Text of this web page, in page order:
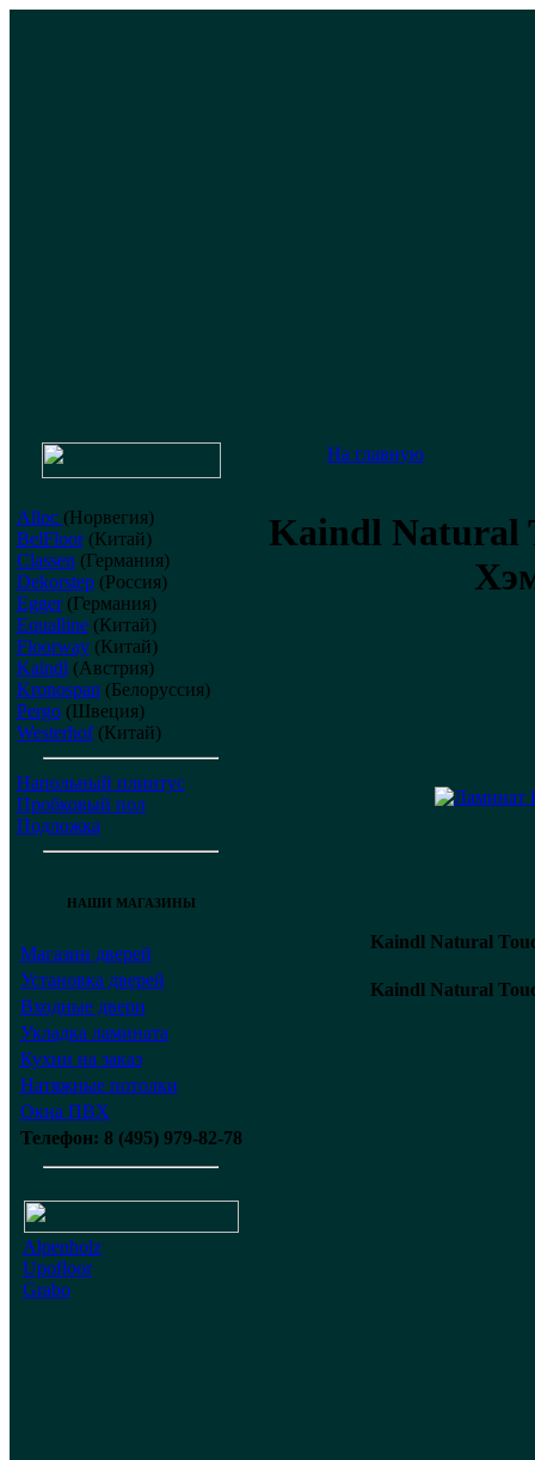
Alloc (Норвегия)
BelFloor(Китай)
Classen(Германия)
Dekorstep(Россия)
Egger(Германия)
Equalline(Китай)
Floorway(Китай)
Kaindl(Австрия)
Kronospan(Белоруссия)
Pergo(Швеция)
Westerhof(Китай)
Напольный плинтус
Пробковый пол
Подложка
НАШИ МАГАЗИНЫ
Магазин дверей
Установка дверей
Входные двери
Укладка ламината
Кухни на заказ
Натяжные потолки
Окна ПВХ
Телефон: 8 (495) 979-82-78
Alpenholz
Upofloor
Grabo
На главную
Kaindl Natural
Kaindl Natural
Kaindl Natural